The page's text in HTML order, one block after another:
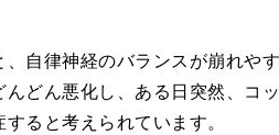
自律神経のバランスが崩れや
んどん悪化し、ある日突然、コ
ると考えられています。